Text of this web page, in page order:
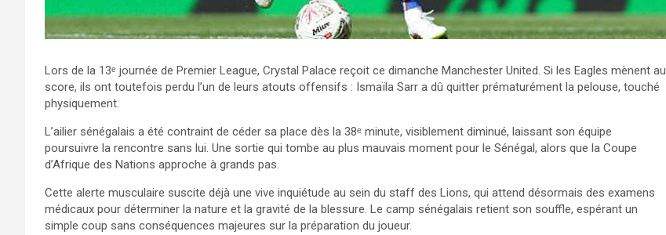
Lors de la 13ᵉ journée de Premier League, Crystal Palace reçoit ce dimanche Manchester United. Si les Eagles mènent au
score, ils ont toutefois perdu l’un de leurs atouts offensifs : Ismaïla Sarr a dû quitter prématurément la pelouse, touché
physiquement.
L’ailier sénégalais a été contraint de céder sa place dès la 38ᵉ minute, visiblement diminué, laissant son équipe
poursuivre la rencontre sans lui. Une sortie qui tombe au plus mauvais moment pour le Sénégal, alors que la Coupe
d’Afrique des Nations approche à grands pas.
Cette alerte musculaire suscite déjà une vive inquiétude au sein du staff des Lions, qui attend désormais des examens
médicaux pour déterminer la nature et la gravité de la blessure. Le camp sénégalais retient son souffle, espérant un
simple coup sans conséquences majeures sur la préparation du joueur.